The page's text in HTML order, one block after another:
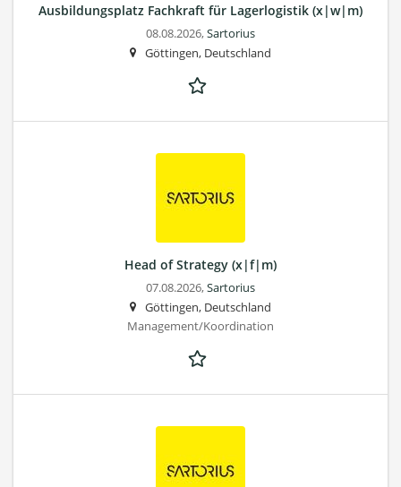
Ausbildungsplatz Fachkraft für Lagerlogistik (x|w|m)
08.08.2026,Sartorius
Göttingen, Deutschland
Head of Strategy (x|f|m)
07.08.2026,Sartorius
Göttingen, Deutschland
Management/Koordination